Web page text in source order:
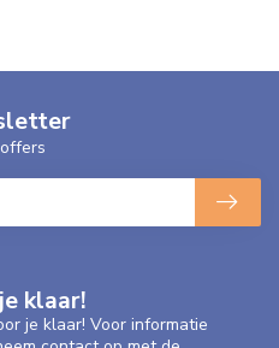
klaar!
je klaar! Voor informatie